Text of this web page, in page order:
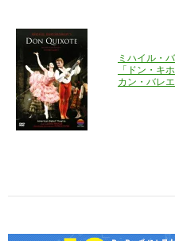
ミハイル・
「ドン・キ
カン・バレ